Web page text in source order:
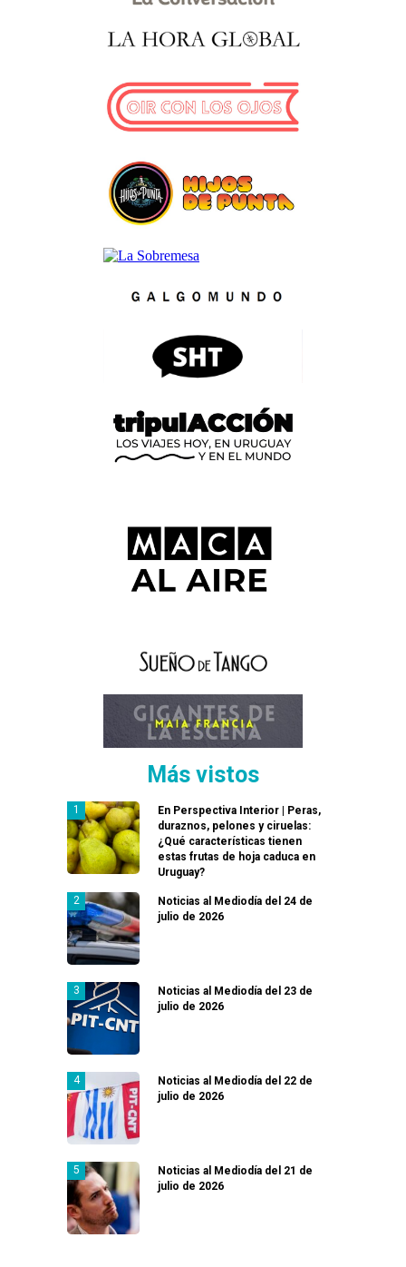
Más vistos
En Perspectiva Interior | Peras,
duraznos, pelones y ciruelas:
¿Qué características tienen
estas frutas de hoja caduca en
Uruguay?
Noticias al Mediodía del 24 de
julio de 2026
Noticias al Mediodía del 23 de
julio de 2026
Noticias al Mediodía del 22 de
julio de 2026
Noticias al Mediodía del 21 de
julio de 2026